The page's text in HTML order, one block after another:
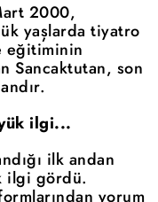
2000,
yaşlarda tiyatro
eğitiminin
Sancaktutan, son
ilgi...
ilk andan
ilgi gördü.
yorum